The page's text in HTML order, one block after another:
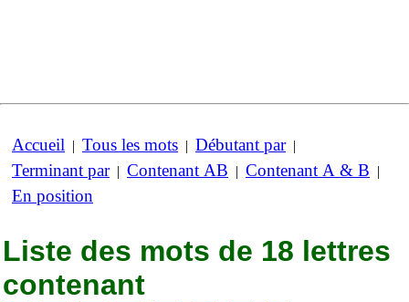
Accueil | Tous les mots | Débutant par|
Terminant par| Contenant AB | Contenant A & B |
En position
Liste des mots de 18 lettres
contenant